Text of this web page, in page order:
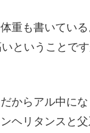
重も書いてい
ということで
からアル中に
ヘリタンスと